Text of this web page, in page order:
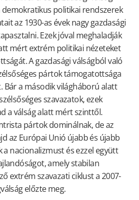
politikai rendszerek
az 1930-as évek nagy gazdasági
Ezek jóval meghaladják
mért extrém politikai nézeteket
A gazdasági válságból való
pártok támogatottsága
Bár a második világháború alatt
szavazatok, ezek
a válság alatt mért szinttől.
pártok dominálnak, de az
az Európai Unió újabb és újabb
nacionalizmust és ezzel együtt
amely stabilan
extrém szavazati ciklust a 2007-
előzte meg.